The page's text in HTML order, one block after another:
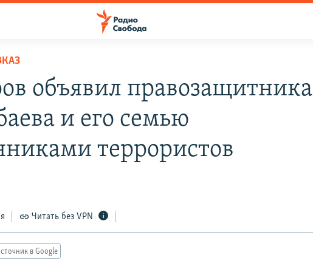
объявил правозащитника
и его семью
террористов
Читать без VPN
в Google